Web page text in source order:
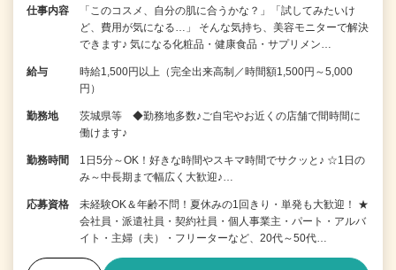
仕事内容
「このコスメ、自分の肌に合うかな？」「試してみたいけ
ど、費用が気になる…」 そんな気持ち、美容モニターで解決
できます♪ 気になる化粧品・健康食品・サプリメン…
給与
時給1,500円以上（完全出来高制／時間額1,500円～5,000
円）
勤務地
茨城県等 ◆勤務地多数♪ご自宅やお近くの店舗で間時間に
働けます♪
勤務時間
1日5分～OK！好きな時間やスキマ時間でサクッと♪ ☆1日の
み～中長期まで幅広く大歓迎♪…
応募資格
未経験OK＆年齢不問！夏休みの1回きり・単発も大歓迎！ ★
会社員・派遣社員・契約社員・個人事業主・パート・アルバ
イト・主婦（夫）・フリーターなど、20代～50代…